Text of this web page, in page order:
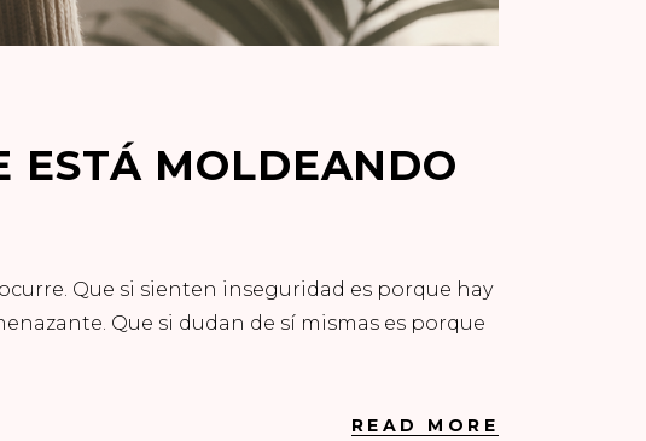
ESTÁ MOLDEANDO
Que si sienten inseguridad es porque hay
Que si dudan de sí mismas es porque
READ MORE